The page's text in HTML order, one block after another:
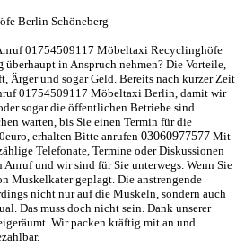
Berlin Schöneberg
01754509117 Möbeltaxi Recyclinghöfe
überhaupt in Anspruch nehmen? Die Vorteile,
Ärger und sogar Geld. Bereits nach kurzer Zeit
01754509117 Möbeltaxi Berlin, damit wir
sogar die öffentlichen Betriebe sind
warten, bis Sie einen Termin für die
, erhalten Bitte anrufen 03060977577 Mit
Telefonate, Termine oder Diskussionen
und wir sind für Sie unterwegs. Wenn Sie
Muskelkater geplagt. Die anstrengende
nicht nur auf die Muskeln, sondern auch
Das muss doch nicht sein. Dank unserer
Wir packen kräftig mit an und